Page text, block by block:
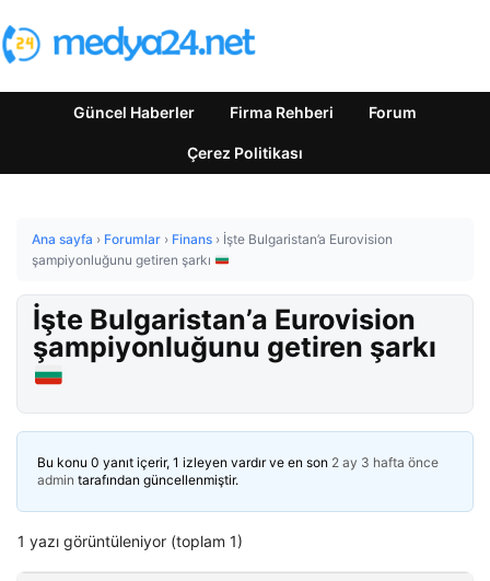
Güncel Haberler Firma Rehberi Forum
Çerez Politikası
Ana sayfa › Forumlar › Finans › İşte Bulgaristan’a Eurovision
şampiyonluğunu getiren şarkı
İşte Bulgaristan’a Eurovision
şampiyonluğunu getiren şarkı
Bu konu 0 yanıt içerir, 1 izleyen vardır ve en son 2 ay 3 hafta önce
admin tarafından güncellenmiştir.
1 yazı görüntüleniyor (toplam 1)